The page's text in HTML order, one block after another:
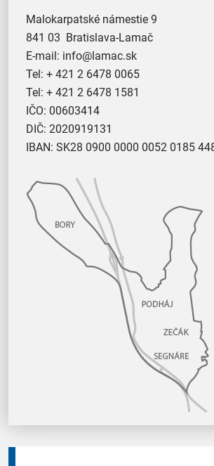
Malokarpatské námestie 9
841 03 Bratislava-Lamač
E-mail: info@lamac.sk
Tel: + 421 2 6478 0065
Tel: + 421 2 6478 1581
IČO: 00603414
DIČ: 2020919131
IBAN: SK28 0900 0000 0052 0185